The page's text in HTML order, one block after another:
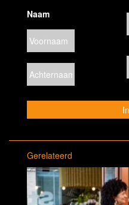
Naam
Gerelateerd